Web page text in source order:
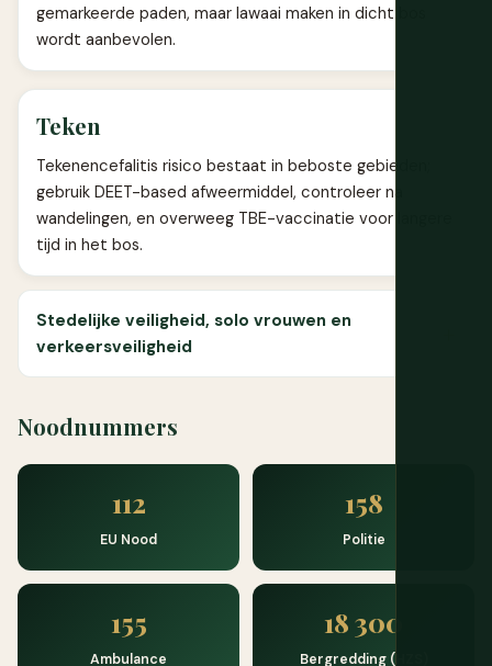
gemarkeerde paden, maar lawaai maken in dicht bos
wordt aanbevolen.
Teken
Tekenencefalitis risico bestaat in beboste gebieden;
gebruik DEET-based afweermiddel, controleer na
wandelingen, en overweeg TBE-vaccinatie voor langere
tijd in het bos.
Stedelijke veiligheid, solo vrouwen en
verkeersveiligheid
Noodnummers
112
EU Nood
158
Politie
155
Ambulance
18 300
Bergredding (HZS)